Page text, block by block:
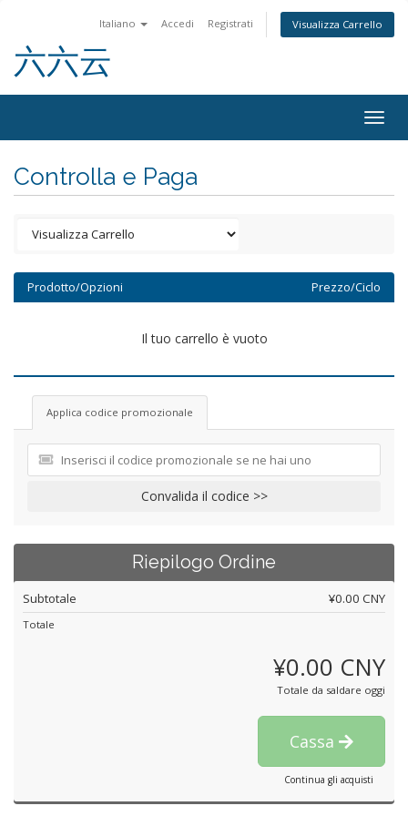
Italiano Accedi Registrati Visualizza Carrello
六六云
Controlla e Paga
Prodotto/Opzioni Prezzo/Ciclo
Il tuo carrello è vuoto
Applica codice promozionale
Convalida il codice >>
Riepilogo Ordine
Subtotale ¥0.00 CNY
Totale
¥0.00 CNY
Totale da saldare oggi
Cassa
Continua gli acquisti